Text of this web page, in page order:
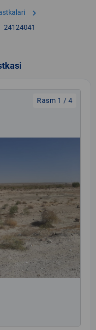
chevron_right
24124041
Rasm 1 / 4